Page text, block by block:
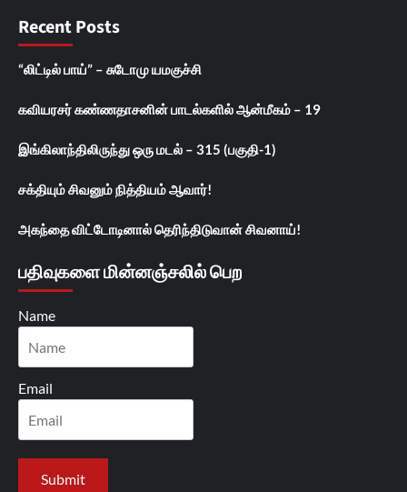
Recent Posts
“லிட்டில் பாய்” – சுடோமு யமகுச்சி
கவியரசர் கண்ணதாசனின் பாடல்களில் ஆன்மீகம் – 19
இங்கிலாந்திலிருந்து ஒரு மடல் – 315 (பகுதி-1)
சக்தியும் சிவனும் நித்தியம் ஆவார்!
அகந்தை விட்டோடினால் தெரிந்திடுவான் சிவனாய்!
பதிவுகளை மின்னஞ்சலில் பெற
Name
Email